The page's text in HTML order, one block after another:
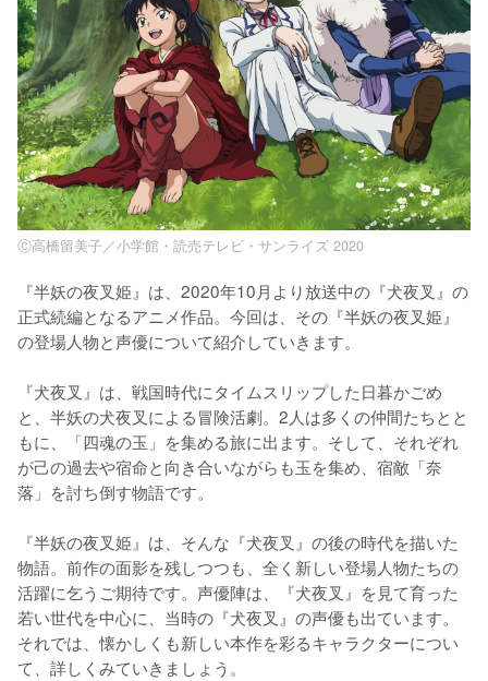
Ⓒ高橋留美子／小学館・読売テレビ・サンライズ 2020
『半妖の夜叉姫』は、2020年10月より放送中の『犬夜叉』の
正式続編となるアニメ作品。今回は、その『半妖の夜叉姫』
の登場人物と声優について紹介していきます。
『犬夜叉』は、戦国時代にタイムスリップした日暮かごめ
と、半妖の犬夜叉による冒険活劇。2人は多くの仲間たちとと
もに、「四魂の玉」を集める旅に出ます。そして、それぞれ
が己の過去や宿命と向き合いながらも玉を集め、宿敵「奈
落」を討ち倒す物語です。
『半妖の夜叉姫』は、そんな『犬夜叉』の後の時代を描いた
物語。前作の面影を残しつつも、全く新しい登場人物たちの
活躍に乞うご期待です。声優陣は、『犬夜叉』を見て育った
若い世代を中心に、当時の『犬夜叉』の声優も出ています。
それでは、懐かしくも新しい本作を彩るキャラクターについ
て、詳しくみていきましょう。